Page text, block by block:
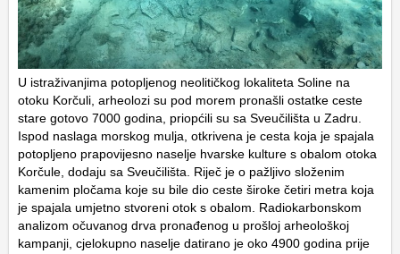
U istraživanjima potopljenog neolitičkog lokaliteta Soline na
otoku Korčuli, arheolozi su pod morem pronašli ostatke ceste
stare gotovo 7000 godina, priopćili su sa Sveučilišta u Zadru.
Ispod naslaga morskog mulja, otkrivena je cesta koja je spajala
potopljeno prapovijesno naselje hvarske kulture s obalom otoka
Korčule, dodaju sa Sveučilišta. Riječ je o pažljivo složenim
kamenim pločama koje su bile dio ceste široke četiri metra koja
je spajala umjetno stvoreni otok s obalom. Radiokarbonskom
analizom očuvanog drva pronađenog u prošloj arheološkoj
kampanji, cjelokupno naselje datirano je oko 4900 godina prije